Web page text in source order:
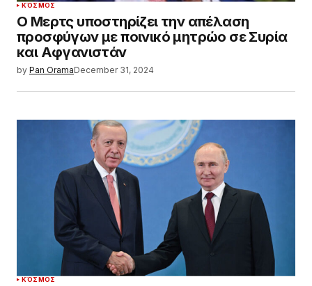
ΚΌΣΜΟΣ
Ο Μερτς υποστηρίζει την απέλαση
προσφύγων με ποινικό μητρώο σε Συρία
και Αφγανιστάν
by Pan OramaDecember 31, 2024
ΚΌΣΜΟΣ